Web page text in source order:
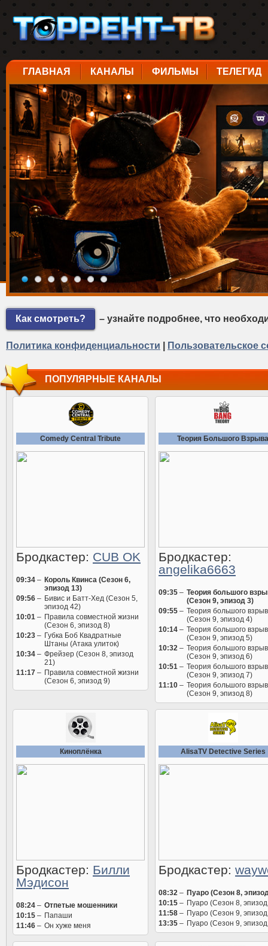
ГЛАВНАЯ КАНАЛЫ ФИЛЬМЫ ТЕЛЕГИД
Как смотреть? – узнайте подробнее, что
Политика конфиденциальности Пользовательское
ПОПУЛЯРНЫЕ КАНАЛЫ
Comedy Central Tribute
Бродкастер: CUB OK
09:34 – Король Квинса (Сезон 6,
эпизод 13)
09:56 – Бивис и Батт-Хед (Сезон 5,
эпизод 42)
10:01 – Правила совместной жизни
(Сезон 6, эпизод 8)
10:23 – Губка Боб Квадратные
Штаны (Атака улиток)
10:34 – Фрейзер (Сезон 8, эпизод
21)
11:17 – Правила совместной жизни
(Сезон 6, эпизод 9)
Теория Большого Взрыва
Бродкастер:
angelika6663
09:35 – Теория большого
(Сезон 9, эпизод 3)
09:55 – Теория большого
(Сезон 9, эпизод 4)
10:14 – Теория большого
(Сезон 9, эпизод 5)
10:32 – Теория большого
(Сезон 9, эпизод 6)
10:51 – Теория большого
(Сезон 9, эпизод 7)
11:10 – Теория большого
(Сезон 9, эпизод 8)
Киноплёнка
Бродкастер: Билли
Мэдисон
08:24 – Отпетые мошенники
10:15 – Папаши
11:46 – Он хуже меня
AlisaTV Detective Series
Бродкастер:
08:32 – Пуаро (Сезон 8,
10:15 – Пуаро (Сезон 8,
11:58 – Пуаро (Сезон 9,
13:35 – Пуаро (Сезон 9,